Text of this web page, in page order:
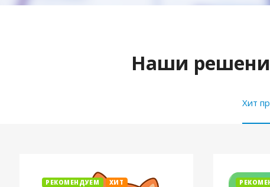
Наши
Хит
РЕКОМЕНДУЕМ ХИТ